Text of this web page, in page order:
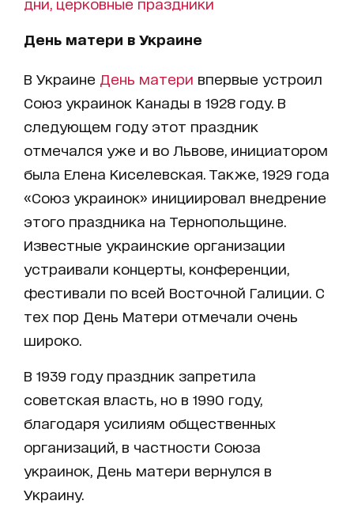
День матери в Украине
В Украине День матери впервые устроил
Союз украинок Канады в 1928 году. В
следующем году этот праздник
отмечался уже и во Львове, инициатором
была Елена Киселевская. Также, 1929 года
«Союз украинок» инициировал внедрение
этого праздника на Тернопольщине.
Известные украинские организации
устраивали концерты, конференции,
фестивали по всей Восточной Галиции. С
тех пор День Матери отмечали очень
широко.
В 1939 году праздник запретила
советская власть, но в 1990 году,
благодаря усилиям общественных
организаций, в частности Союза
украинок, День матери вернулся в
Украину.